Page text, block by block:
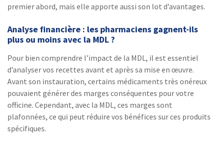
premier abord, mais elle apporte aussi son lot d’avantages.
Analyse financière : les pharmaciens gagnent-ils
plus ou moins avec la MDL ?
Pour bien comprendre l’impact de la MDL, il est essentiel
d’analyser vos recettes avant et après sa mise en œuvre.
Avant son instauration, certains médicaments très onéreux
pouvaient générer des marges conséquentes pour votre
officine. Cependant, avec la MDL, ces marges sont
plafonnées, ce qui peut réduire vos bénéfices sur ces produits
spécifiques.